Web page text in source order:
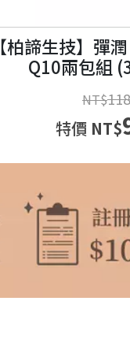
【聖蓮生技】打
參元氣錠1入組
售價 NT$